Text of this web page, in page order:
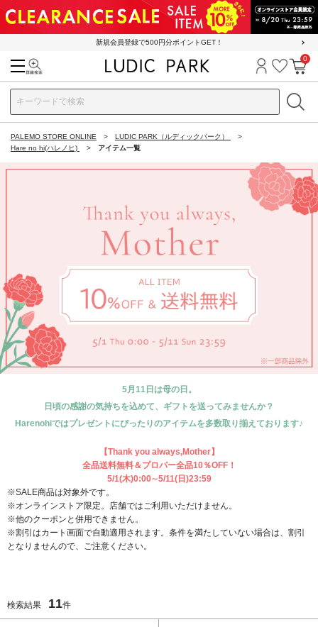
新規会員登録で500円分ポイントGET！
ログイン
お気に
カ
0
PALEMO STORE ONLINE
LUDIC PARK（ルディックパーク）
Hare no hi(ハレノヒ)
アイテム一覧
5月11日は母の日。
日頃の感謝の気持ちを込めて、ギフトを送ってみませんか？
Harenohiではプレゼントにぴったりのアイテムを多数取り揃えております♪
【Thank you always,Mother】
全品送料無料＆プロパー全品10％OFF！
5/1(木)0:00∼5/11(日)23:59
※SALE商品は対象外です。
※オンラインストア限定。店舗ではご利用いただけません。
※他のクーポンと併用できません。
※割引はカート画面で自動適用されます。条件を満たしていない場合は、割引
となりませんので、ご注意ください。
検索結果 11件